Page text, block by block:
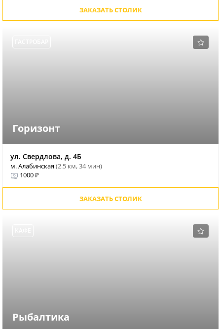
ЗАКАЗАТЬ СТОЛИК
Горизонт
ул. Свердлова, д. 4Б
м. Алабинская(2.5 км, 34 мин)
1000 ₽
ЗАКАЗАТЬ СТОЛИК
Рыбалтика